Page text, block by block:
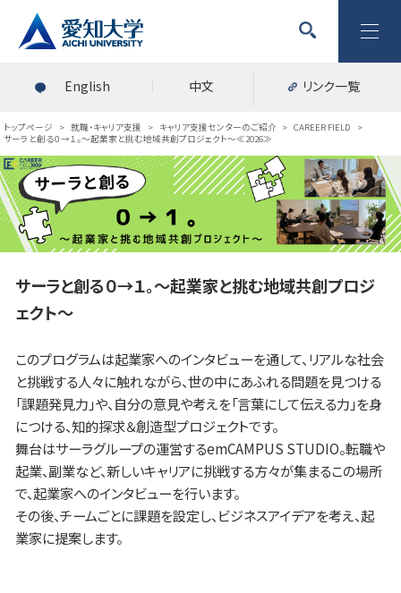
English 中文 リンク一覧
トップページ > 就職・キャリア支援 > キャリア支援センターのご紹介 > CAREER FIELD
>
サーラと創る０→１。～起業家と挑む地域共創プロジェクト～≪2026≫
サーラと創る０→１。～起業家と挑む地域共創プロジ
ェクト～
このプログラムは起業家へのインタビューを通して、リアルな社会
と挑戦する人々に触れながら、世の中にあふれる問題を見つける
「課題発見力」や、自分の意見や考えを「言葉にして伝える力」を身
につける、知的探求＆創造型プロジェクトです。
舞台はサーラグループの運営するemCAMPUS STUDIO。転職や
起業、副業など、新しいキャリアに挑戦する方々が集まるこの場所
で、起業家へのインタビューを行います。
その後、チームごとに課題を設定し、ビジネスアイデアを考え、起
業家に提案します。